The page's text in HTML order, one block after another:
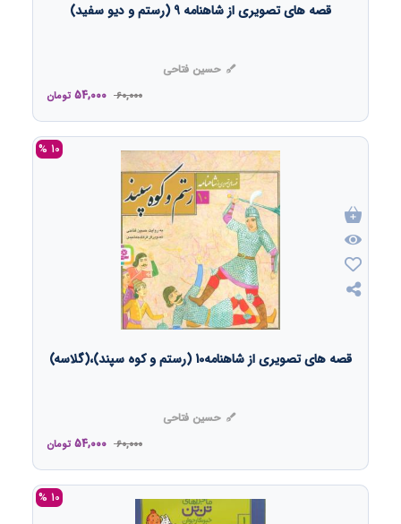
قصه های تصویری از شاهنامه 9 (رستم و دیو سفید)
حسین فتاحی
60,000
54,000 تومان
10 %
قصه های تصویری از شاهنامه10 (رستم و کوه سپند)،(گلاسه)
حسین فتاحی
60,000
54,000 تومان
10 %